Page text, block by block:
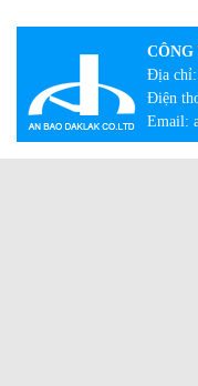
Địa chỉ:
Điện
Email: